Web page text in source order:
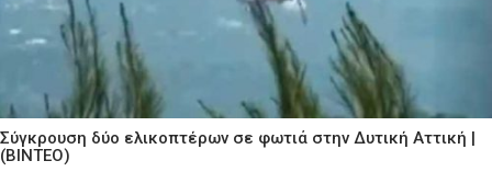
Σύγκρουση δύο ελικοπτέρων σε φωτιά στην Δυτική Αττική |
(ΒΙΝΤΕΟ)